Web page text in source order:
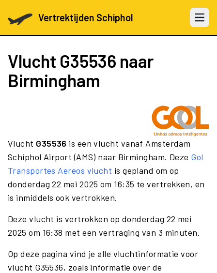
Vertrektijden Schiphol Open
Vlucht G35536 naar
Birmingham
Vlucht G35536 is een vlucht vanaf Amsterdam
Schiphol Airport (AMS) naar Birmingham. Deze Gol
Transportes Aereos vlucht is gepland om op
donderdag 22 mei 2025 om 16:35 te vertrekken, en
is inmiddels ook vertrokken.
Deze vlucht is vertrokken op donderdag 22 mei
2025 om 16:38 met een vertraging van 3 minuten.
Op deze pagina vind je alle vluchtinformatie voor
vlucht G35536, zoals informatie over de